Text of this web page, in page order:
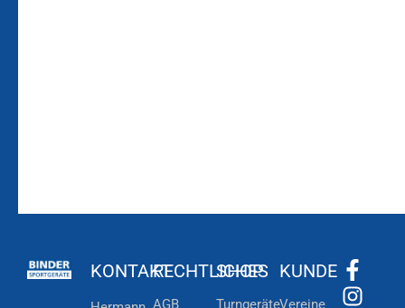
KONTAKTRECHTLICHES
AGB
SHOP
Turngeräte
KUNDE
Vereine